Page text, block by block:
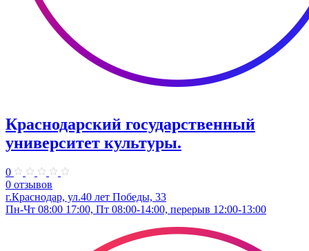
Краснодарский государственный
университет культуры.
0
0 отзывов
г.Краснодар, ул.40 лет Победы, 33
Пн-Чт 08:00 17:00, Пт 08:00-14:00, перерыв 12:00-13:00